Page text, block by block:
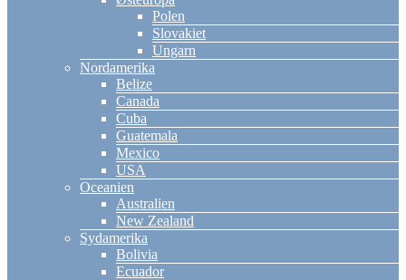
Polen
Slovakiet
Ungarn
Nordamerika
Belize
Canada
Cuba
Guatemala
Mexico
USA
Oceanien
Australien
New Zealand
Sydamerika
Bolivia
Ecuador